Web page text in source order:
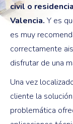
civil o
Valencia. Y es
es muy
correctamente
disfrutar de una
Una vez
cliente la
problemática